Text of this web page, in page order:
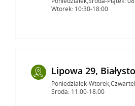
Wtorek: 10:30-18:00
Lipowa 29,
Poniedziałek-
Środa: 11:00-18:00